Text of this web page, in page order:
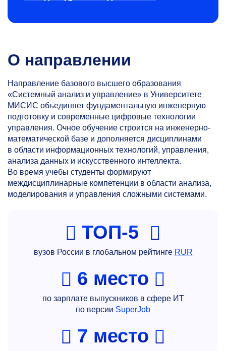
О направлении
Направление базового высшего образования
«Системный анализ и управление» в Университете
МИСИС объединяет фундаментальную инженерную
подготовку и современные цифровые технологии
управления. Очное обучение строится на инженерно-
математической базе и дополняется дисциплинами
в области информационных технологий, управления,
анализа данных и искусственного интеллекта.
Во время учебы студенты формируют
междисциплинарные компетенции в области анализа,
моделирования и управления сложными системами.
ТОП-5
вузов России в глобальном рейтинге RUR
6 место
по зарплате выпускников в сфере ИТ
по версии SuperJob
7 место